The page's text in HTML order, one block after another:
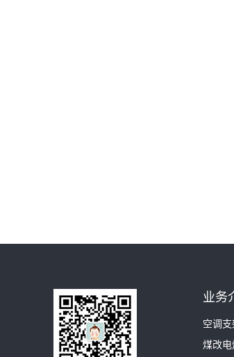
业务
空调支
煤改电